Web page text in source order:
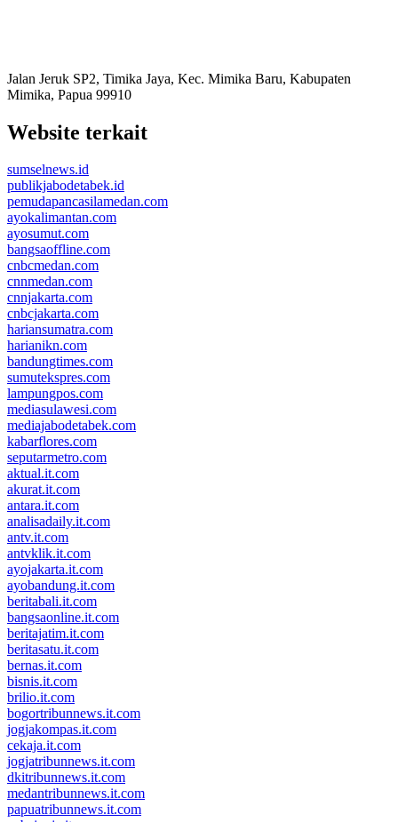
Jalan Jeruk SP2, Timika Jaya, Kec. Mimika Baru, Kabupaten
Mimika, Papua 99910
Website terkait
sumselnews.id
publikjabodetabek.id
pemudapancasilamedan.com
ayokalimantan.com
ayosumut.com
bangsaoffline.com
cnbcmedan.com
cnnmedan.com
cnnjakarta.com
cnbcjakarta.com
hariansumatra.com
harianikn.com
bandungtimes.com
sumutekspres.com
lampungpos.com
mediasulawesi.com
mediajabodetabek.com
kabarflores.com
seputarmetro.com
aktual.it.com
akurat.it.com
antara.it.com
analisadaily.it.com
antv.it.com
antvklik.it.com
ayojakarta.it.com
ayobandung.it.com
beritabali.it.com
bangsaonline.it.com
beritajatim.it.com
beritasatu.it.com
bernas.it.com
bisnis.it.com
brilio.it.com
bogortribunnews.it.com
jogjakompas.it.com
cekaja.it.com
jogjatribunnews.it.com
dkitribunnews.it.com
medantribunnews.it.com
papuatribunnews.it.com